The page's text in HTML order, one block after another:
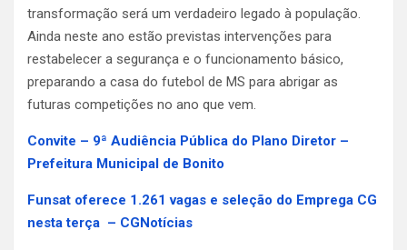
transformação será um verdadeiro legado à população.
Ainda neste ano estão previstas intervenções para
restabelecer a segurança e o funcionamento básico,
preparando a casa do futebol de MS para abrigar as
futuras competições no ano que vem.
Convite – 9ª Audiência Pública do Plano Diretor –
Prefeitura Municipal de Bonito
Funsat oferece 1.261 vagas e seleção do Emprega CG
nesta terça – CGNotícias